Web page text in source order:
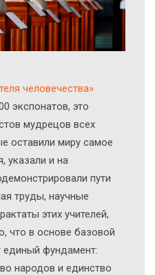
человечества»
экспонатов, это
мудрецов всех
оставили миру самое
указали и на
пути
труды, научные
этих учителей,
что в основе базовой
единый фундамент:
народов и единство